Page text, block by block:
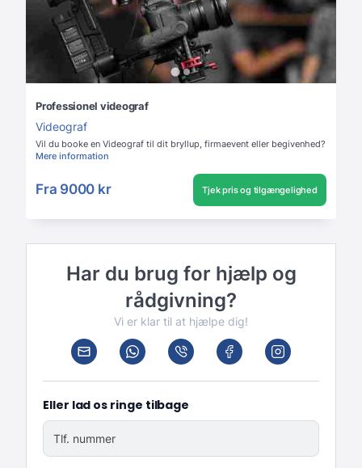
Professionel videograf
Videograf
Vil du booke en Videograf til dit bryllup, firmaevent eller begivenhed?
Mere information
Fra 9000 kr Tjek pris og tilgængelighed
Har du brug for hjælp og
rådgivning?
Vi er klar til at hjælpe dig!
Eller lad os ringe tilbage
Tlf. nummer